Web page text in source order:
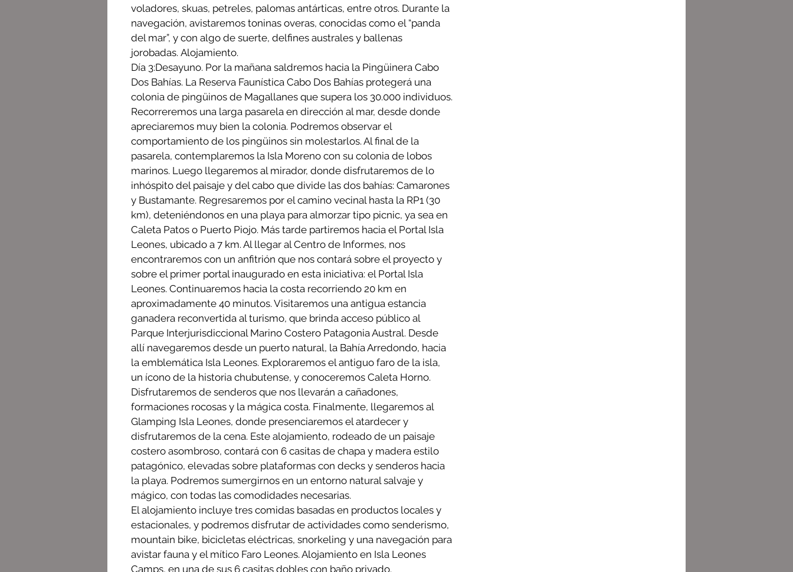
voladores, skuas, petreles, palomas antárticas, entre otros. Durante la
navegación, avistaremos toninas overas, conocidas como el “panda
del mar”, y con algo de suerte, delfines australes y ballenas
jorobadas. Alojamiento.
Día 3:Desayuno. Por la mañana saldremos hacia la Pingüinera Cabo
Dos Bahías. La Reserva Faunística Cabo Dos Bahías protegerá una
colonia de pingüinos de Magallanes que supera los 30.000 individuos.
Recorreremos una larga pasarela en dirección al mar, desde donde
apreciaremos muy bien la colonia. Podremos observar el
comportamiento de los pingüinos sin molestarlos. Al final de la
pasarela, contemplaremos la Isla Moreno con su colonia de lobos
marinos. Luego llegaremos al mirador, donde disfrutaremos de lo
inhóspito del paisaje y del cabo que divide las dos bahías: Camarones
y Bustamante. Regresaremos por el camino vecinal hasta la RP1 (30
km), deteniéndonos en una playa para almorzar tipo picnic, ya sea en
Caleta Patos o Puerto Piojo. Más tarde partiremos hacia el Portal Isla
Leones, ubicado a 7 km. Al llegar al Centro de Informes, nos
encontraremos con un anfitrión que nos contará sobre el proyecto y
sobre el primer portal inaugurado en esta iniciativa: el Portal Isla
Leones. Continuaremos hacia la costa recorriendo 20 km en
aproximadamente 40 minutos. Visitaremos una antigua estancia
ganadera reconvertida al turismo, que brinda acceso público al
Parque Interjurisdiccional Marino Costero Patagonia Austral. Desde
allí navegaremos desde un puerto natural, la Bahía Arredondo, hacia
la emblemática Isla Leones. Exploraremos el antiguo faro de la isla,
un ícono de la historia chubutense, y conoceremos Caleta Horno.
Disfrutaremos de senderos que nos llevarán a cañadones,
formaciones rocosas y la mágica costa. Finalmente, llegaremos al
Glamping Isla Leones, donde presenciaremos el atardecer y
disfrutaremos de la cena. Este alojamiento, rodeado de un paisaje
costero asombroso, contará con 6 casitas de chapa y madera estilo
patagónico, elevadas sobre plataformas con decks y senderos hacia
la playa. Podremos sumergirnos en un entorno natural salvaje y
mágico, con todas las comodidades necesarias.
El alojamiento incluye tres comidas basadas en productos locales y
estacionales, y podremos disfrutar de actividades como senderismo,
mountain bike, bicicletas eléctricas, snorkeling y una navegación para
avistar fauna y el mítico Faro Leones. Alojamiento en Isla Leones
Camps, en una de sus 6 casitas dobles con baño privado.